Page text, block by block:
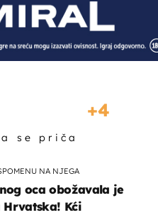
4
se priča
NA NJEGA
oca obožavala je
Hrvatska! Kći